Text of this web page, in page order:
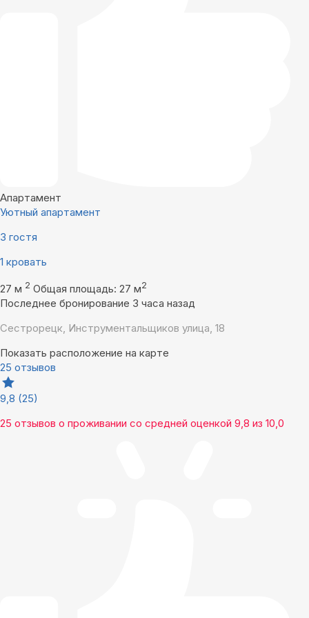
Апартамент
Уютный апартамент
3 гостя
1 кровать
27 м 2 Общая площадь: 27 м2
Последнее бронирование 3 часа назад
Сестрорецк, Инструментальщиков улица, 18
Показать расположение на карте
25 отзывов
9,8 (25)
25 отзывов о проживании со средней оценкой 9,8 из 10,0